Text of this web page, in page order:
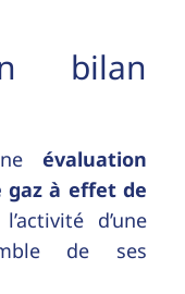
bilan
évaluation
gaz à effet de
d’une
de ses